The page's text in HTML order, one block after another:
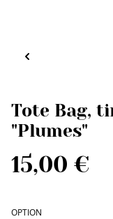
Tote Bag,
"Plumes"
15,00 €
OPTION